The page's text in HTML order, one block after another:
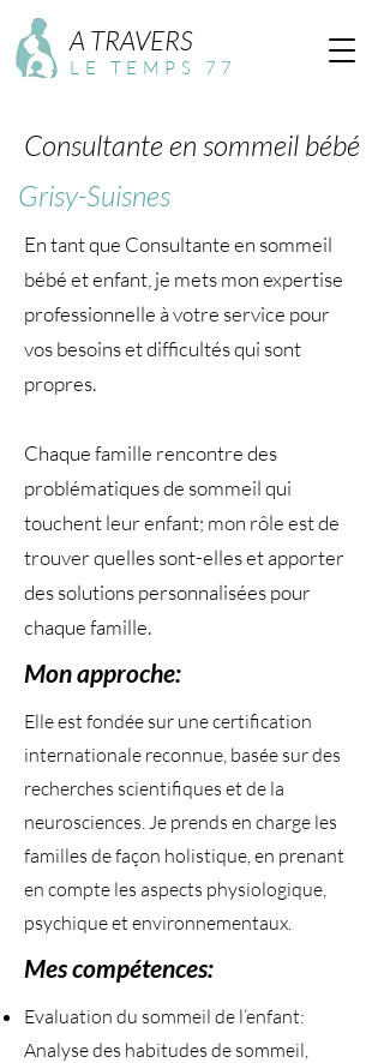
LE TEMPS 77
A TRAVERS
Consultante en sommeil bébé
Grisy-Suisnes
En tant que Consultante en sommeil
bébé et enfant, je mets mon expertise
professionnelle à votre service pour
vos besoins et difficultés qui sont
propres.
Chaque famille rencontre des
problématiques de sommeil qui
touchent leur enfant; mon rôle est de
trouver quelles sont-elles et apporter
des solutions personnalisées pour
chaque famille.
Mon approche:
Elle est fondée sur une certification
internationale reconnue, basée sur des
recherches scientifiques et de la
neurosciences. Je prends en charge les
familles de façon holistique, en prenant
en compte les aspects physiologique,
psychique et environnementaux.
Mes compétences:
Evaluation du sommeil de l’enfant:
Analyse des habitudes de sommeil,